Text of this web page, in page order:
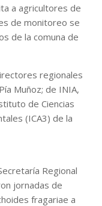
a agricultores de
de monitoreo se
de la comuna de
regionales
Muñoz; de INIA,
de Ciencias
(ICA3) de la
Regional
jornadas de
fragariae a